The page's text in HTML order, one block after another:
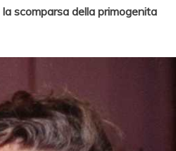
la scomparsa della primogenita